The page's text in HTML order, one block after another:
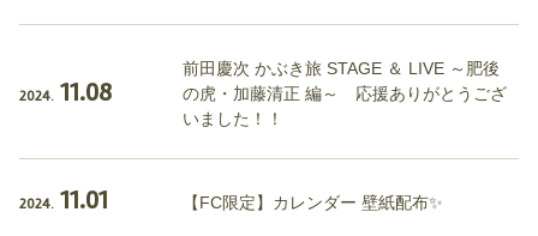
2024. 11.08
前田慶次 かぶき旅 STAGE ＆ LIVE ～肥後
の虎・加藤清正 編～ 応援ありがとうござ
いました！！
2024. 11.01 【FC限定】カレンダー 壁紙配布✨